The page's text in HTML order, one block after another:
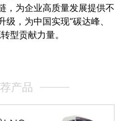
，为企业高质量发展提供不
，为中国实现“碳达峰、
型贡献力量。
产品